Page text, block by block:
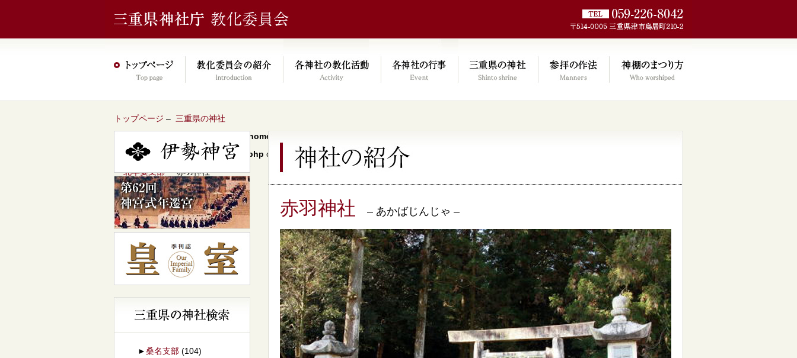
トップページ – 三重県の神社
/home/xs046278/mie-jinjacho.or.jp/public_html/kyoka.mie-jinjacho.or.jp/wp/wp-
content/themes/jinja2022/header.php on line
64
–北牟婁支部– 赤羽神社
赤羽神社 – あかばじんじゃ –
►桑名支部 (104)